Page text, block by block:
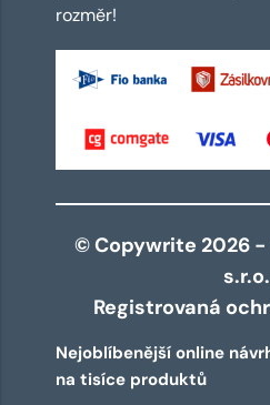
rozměr!
© Copywrite 2026
s.r.o.
Registrovaná
Nejoblíbenější online
na tisíce produktů